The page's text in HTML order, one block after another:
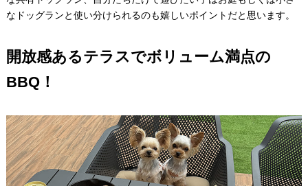
なドッグランと使い分けられるのも嬉しいポイントだと思います。
開放感あるテラスでボリューム満点の
BBQ！